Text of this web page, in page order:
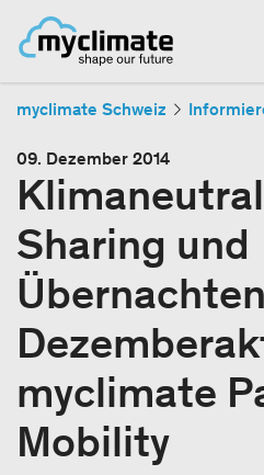
myclimate Schweiz
09. Dezember 2014
Sharing und
myclimate
Mobility